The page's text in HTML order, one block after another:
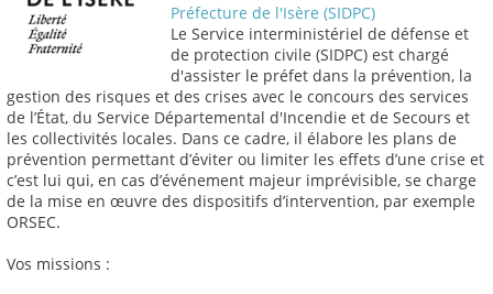
Préfecture de l'Isère (SIDPC)
Le Service interministériel de défense et
de protection civile (SIDPC) est chargé
d'assister le préfet dans la prévention, la
gestion des risques et des crises avec le concours des services
de l’État, du Service Départemental d'Incendie et de Secours et
les collectivités locales. Dans ce cadre, il élabore les plans de
prévention permettant d’éviter ou limiter les effets d’une crise et
c’est lui qui, en cas d’événement majeur imprévisible, se charge
de la mise en œuvre des dispositifs d’intervention, par exemple
ORSEC.
Vos missions :